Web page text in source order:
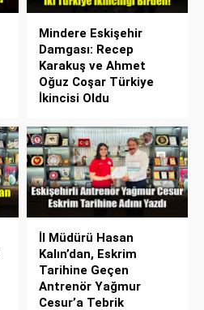
Mindere Eskişehir
Damgası: Recep
Karakuş ve Ahmet
Oğuz Coşar Türkiye
İkincisi Oldu
İl Müdürü Hasan
Kalın’dan, Eskrim
Tarihine Geçen
Antrenör Yağmur
Cesur’a Tebrik